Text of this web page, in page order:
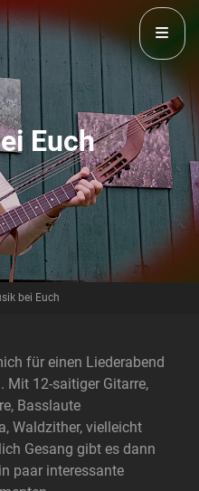
Euch
bei Euch
für einen Liederabend
Mit 12-saitiger Gitarre,
Basslaute
Waldzither, vielleicht
Gesang gibt es dann
paar interessante